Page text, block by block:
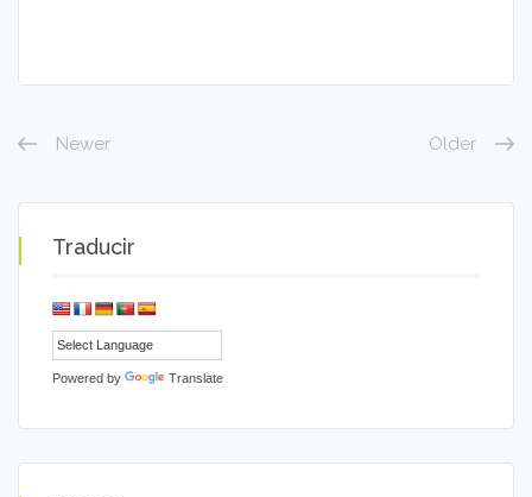
Newer Older
Traducir
Powered by Translate